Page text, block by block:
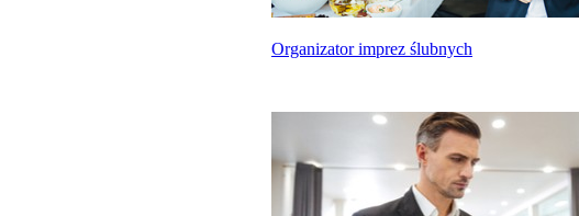
Organizator imprez ślubnych